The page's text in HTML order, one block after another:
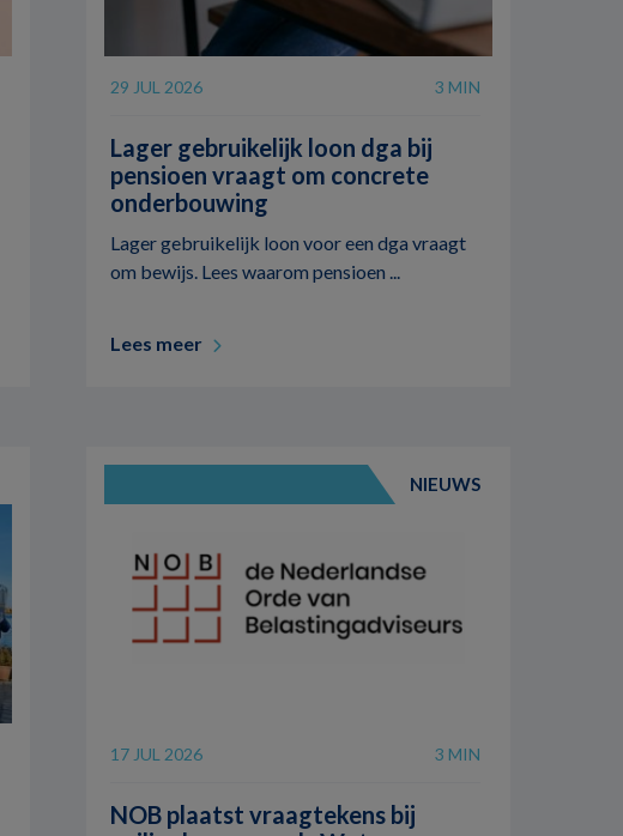
29 JUL 2026 3 MIN
Lager gebruikelijk loon dga bij
pensioen vraagt om concrete
onderbouwing
Lager gebruikelijk loon voor een dga vraagt
om bewijs. Lees waarom pensioen ...
Lees meer
NIEUWS
17 JUL 2026 3 MIN
NOB plaatst vraagtekens bij